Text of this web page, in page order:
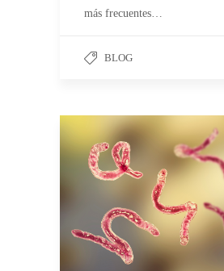
más frecuentes…
BLOG